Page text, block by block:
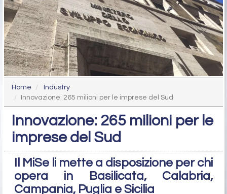
Home
Industry
Innovazione: 265 milioni per le imprese del Sud
Innovazione: 265 milioni per le
imprese del Sud
Il MiSe li mette a disposizione per chi
opera in Basilicata, Calabria,
Campania, Puglia e Sicilia